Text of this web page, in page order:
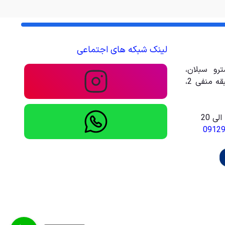
سبلان،
مجتمع تجاری تفریحی امیر، طبقه منفی 2،
لینک شبکه های اجتماعی